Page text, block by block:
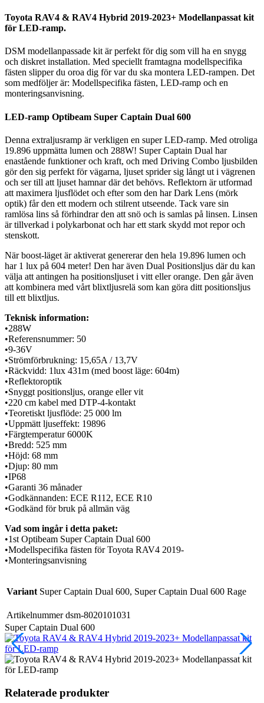
Modellanpassat
kit
för
ramp
mängd
Toyota RAV4 & RAV4 Hybrid 2019-2023+ Modellanpassat kit
för LED-ramp.
DSM modellanpassade kit är perfekt för dig som vill ha en snygg
och diskret installation. Med speciellt framtagna modellspecifika
fästen slipper du oroa dig för var du ska montera LED-rampen. Det
som medföljer är: Modellspecifika fästen, LED-ramp och en
monteringsanvisning.
LED-ramp Optibeam Super Captain Dual 600
Denna extraljusramp är verkligen en super LED-ramp. Med otroliga
19.896 uppmätta lumen och 288W! Super Captain Dual har
enastående funktioner och kraft, och med Driving Combo ljusbilden
gör den sig perfekt för vägarna, ljuset sprider sig långt ut i vägrenen
och ser till att ljuset hamnar där det behövs. Reflektorn är utformad
att maximera ljusflödet och efter som den har Dark Lens (mörk
optik) får den ett modern och stilrent utseende. Tack vare sin
ramlösa lins så förhindrar den att snö och is samlas på linsen. Linsen
är tillverkad i polykarbonat och har ett stark skydd mot repor och
stenskott.
När boost-läget är aktiverat genererar den hela 19.896 lumen och
har 1 lux på 604 meter! Den har även Dual Positionsljus där du kan
välja att antingen ha positionsljuset i vitt eller orange. Den går även
att kombinera med vårt blixtljusrelä som kan göra ditt positionsljus
till ett blixtljus.
Teknisk information:
•288W
•Referensnummer: 50
•9-36V
•Strömförbrukning: 15,65A / 13,7V
•Räckvidd: 1lux 431m (med boost läge: 604m)
•Reflektoroptik
•Snyggt positionsljus, orange eller vit
•220 cm kabel med DTP-4-kontakt
•Teoretiskt ljusflöde: 25 000 lm
•Uppmätt ljuseffekt: 19896
•Färgtemperatur 6000K
•Bredd: 525 mm
•Höjd: 68 mm
•Djup: 80 mm
•IP68
•Garanti 36 månader
•Godkännanden: ECE R112, ECE R10
•Godkänd för bruk på allmän väg
Vad som ingår i detta paket:
•1st Optibeam Super Captain Dual 600
•Modellspecifika fästen för Toyota RAV4 2019-
•Monteringsanvisning
Variant Super Captain Dual 600, Super Captain Dual 600 Rage
Artikelnummer dsm-8020101031
Super Captain Dual 600
Relaterade produkter